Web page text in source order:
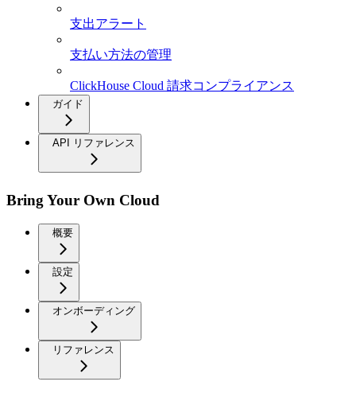
支出アラート
支払い方法の管理
ClickHouse Cloud 請求コンプライアンス
ガイド
API リファレンス
Bring Your Own Cloud
概要
設定
オンボーディング
リファレンス